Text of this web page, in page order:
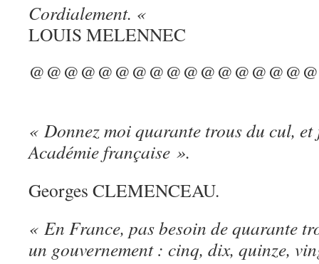
Cordialement. «
LOUIS MELENNEC
« Donnez moi quarante trous du cul, et
Académie française ».
Georges CLEMENCEAU.
« En France, pas besoin de quarante
un gouvernement : cinq, dix, quinze,